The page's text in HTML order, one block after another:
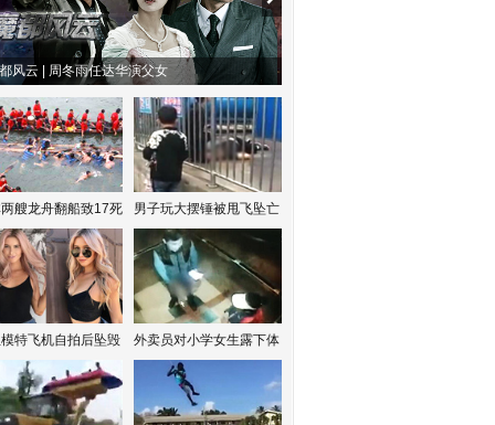
风云 | 周冬雨任达华演父女
艘龙舟翻船致17死 男子玩大摆锤被甩飞坠亡
特飞机自拍后坠毁 外卖员对小学女生露下体